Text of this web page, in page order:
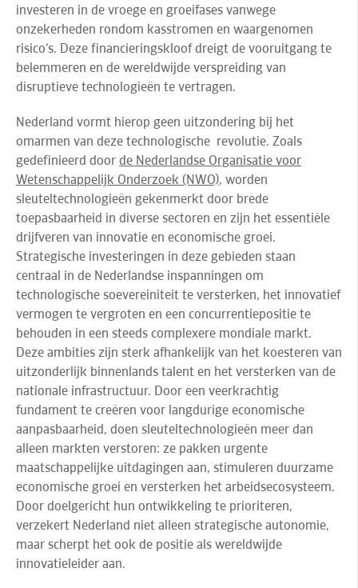
investeren in de vroege en groeifases vanwege
onzekerheden rondom kasstromen en waargenomen
risico’s. Deze financieringskloof dreigt de vooruitgang te
belemmeren en de wereldwijde verspreiding van
disruptieve technologieën te vertragen.
Nederland vormt hierop geen uitzondering bij het
omarmen van deze technologische revolutie. Zoals
gedefinieerd doorde Nederlandse Organisatie voor
Wetenschappelijk Onderzoek (NWO), worden
sleuteltechnologieën gekenmerkt door brede
toepasbaarheid in diverse sectoren en zijn het essentiële
drijfveren van innovatie en economische groei.
Strategische investeringen in deze gebieden staan
centraal in de Nederlandse inspanningen om
technologische soevereiniteit te versterken, het innovatief
vermogen te vergroten en een concurrentiepositie te
behouden in een steeds complexere mondiale markt.
Deze ambities zijn sterk afhankelijk van het koesteren van
uitzonderlijk binnenlands talent en het versterken van de
nationale infrastructuur. Door een veerkrachtig
fundament te creëren voor langdurige economische
aanpasbaarheid, doen sleuteltechnologieën meer dan
alleen markten verstoren: ze pakken urgente
maatschappelijke uitdagingen aan, stimuleren duurzame
economische groei en versterken het arbeidsecosysteem.
Door doelgericht hun ontwikkeling te prioriteren,
verzekert Nederland niet alleen strategische autonomie,
maar scherpt het ook de positie als wereldwijde
innovatieleider aan.